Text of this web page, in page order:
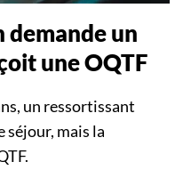
demande un
une OQTF
un ressortissant
séjour, mais la